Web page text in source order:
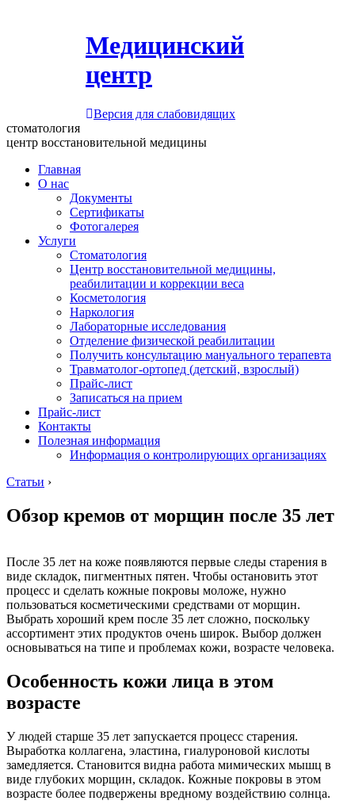
Медицинский
центр
Версия для слабовидящих
стоматология
центр восстановительной медицины
Главная
О нас
Документы
Сертификаты
Фотогалерея
Услуги
Стоматология
Центр восстановительной медицины,
реабилитации и коррекции веса
Косметология
Наркология
Лабораторные исследования
Отделение физической реабилитации
Получить консультацию мануального терапевта
Травматолог-ортопед (детский, взрослый)
Прайс-лист
Записаться на прием
Прайс-лист
Контакты
Полезная информация
Информация о контролирующих организациях
Статьи ›
Обзор кремов от морщин после 35 лет
После 35 лет на коже появляются первые следы старения в
виде складок, пигментных пятен. Чтобы остановить этот
процесс и сделать кожные покровы моложе, нужно
пользоваться косметическими средствами от морщин.
Выбрать хороший крем после 35 лет сложно, поскольку
ассортимент этих продуктов очень широк. Выбор должен
основываться на типе и проблемах кожи, возрасте человека.
Особенность кожи лица в этом
возрасте
У людей старше 35 лет запускается процесс старения.
Выработка коллагена, эластина, гиалуроновой кислоты
замедляется. Становится видна работа мимических мышц в
виде глубоких морщин, складок. Кожные покровы в этом
возрасте более подвержены вредному воздействию солнца.